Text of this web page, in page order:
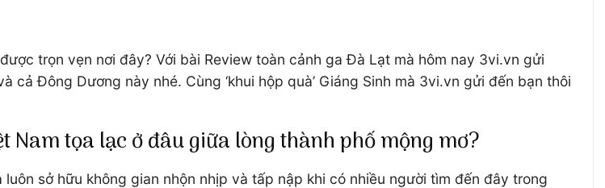
trọn vẹn nơi đây? Với bài Review toàn cảnh ga Đà Lạt mà hôm nay 3vi.vn gửi
cả Đông Dương này nhé. Cùng ‘khui hộp quà’ Giáng Sinh mà 3vi.vn gửi đến bạn thôi
Nam tọa lạc ở đâu giữa lòng thành phố mộng mơ?
sở hữu không gian nhộn nhịp và tấp nập khi có nhiều người tìm đến đây trong